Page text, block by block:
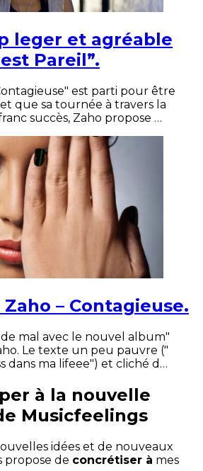
leger et agréable
Pareil”.
est parti pour être
que sa tournée à travers la
succès, Zaho propose …
– Contagieuse.
mal avec le nouvel album"
Le texte un peu pauvre ("
dans ma lifeee") et cliché d…
à la nouvelle
Musicfeelings
idées et de nouveaux
propose de concrétiser à mes